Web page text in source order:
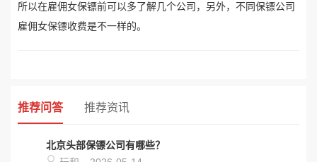
所以在雇佣女保镖前可以多了解几个公司，另外，不同保镖公司
雇佣女保镖收费是不一样的。
推荐问答 推荐资讯
北京头部保镖公司有哪些？